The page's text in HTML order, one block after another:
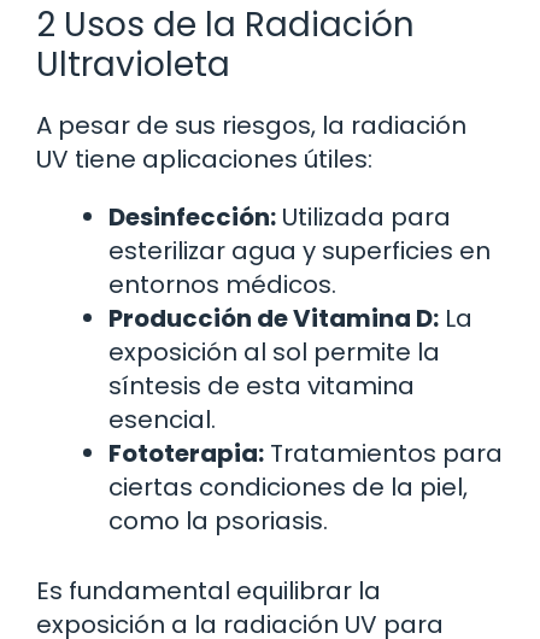
2 Usos de la Radiación
Ultravioleta
A pesar de sus riesgos, la radiación
UV tiene aplicaciones útiles:
Desinfección: Utilizada para
esterilizar agua y superficies en
entornos médicos.
Producción de Vitamina D: La
exposición al sol permite la
síntesis de esta vitamina
esencial.
Fototerapia: Tratamientos para
ciertas condiciones de la piel,
como la psoriasis.
Es fundamental equilibrar la
exposición a la radiación UV para